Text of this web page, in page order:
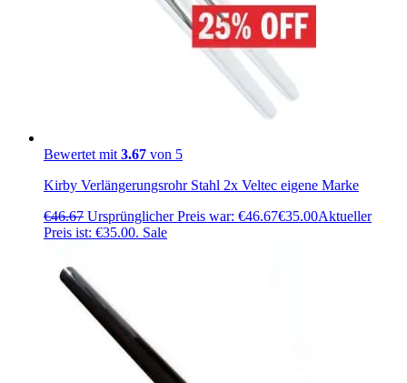
Bewertet mit 3.67 von 5
Kirby Verlängerungsrohr Stahl 2x Veltec eigene Marke
€46.67 Ursprünglicher Preis war: €46.67€35.00Aktueller
Preis ist: €35.00. Sale